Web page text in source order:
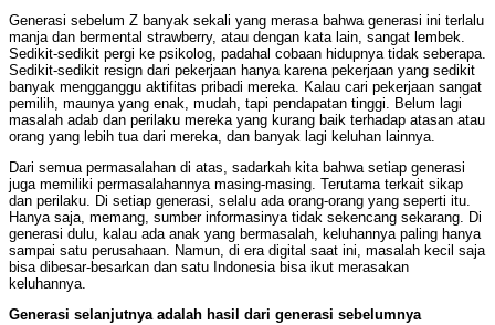
Generasi sebelum Z banyak sekali yang merasa bahwa generasi ini terlalu
manja dan bermental strawberry, atau dengan kata lain, sangat lembek.
Sedikit-sedikit pergi ke psikolog, padahal cobaan hidupnya tidak seberapa.
Sedikit-sedikit resign dari pekerjaan hanya karena pekerjaan yang sedikit
banyak mengganggu aktifitas pribadi mereka. Kalau cari pekerjaan sangat
pemilih, maunya yang enak, mudah, tapi pendapatan tinggi. Belum lagi
masalah adab dan perilaku mereka yang kurang baik terhadap atasan atau
orang yang lebih tua dari mereka, dan banyak lagi keluhan lainnya.
Dari semua permasalahan di atas, sadarkah kita bahwa setiap generasi
juga memiliki permasalahannya masing-masing. Terutama terkait sikap
dan perilaku. Di setiap generasi, selalu ada orang-orang yang seperti itu.
Hanya saja, memang, sumber informasinya tidak sekencang sekarang. Di
generasi dulu, kalau ada anak yang bermasalah, keluhannya paling hanya
sampai satu perusahaan. Namun, di era digital saat ini, masalah kecil saja
bisa dibesar-besarkan dan satu Indonesia bisa ikut merasakan
keluhannya.
Generasi selanjutnya adalah hasil dari generasi sebelumnya